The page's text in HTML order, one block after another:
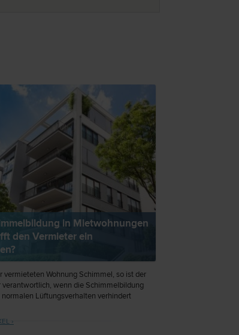
in Mietwohnungen
den Vermieter ein
vermieteten Wohnung Schimmel, so ist der
verantwortlich, wenn die Schimmelbildung
Lüftungsverhalten verhindert
›